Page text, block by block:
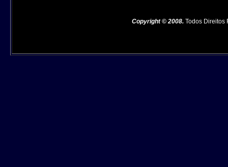
Copyright © 2008. Todos Direitos